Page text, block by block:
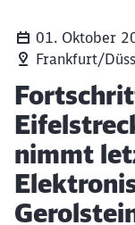
01. Oktober
Frankfurt/
Artikel:
nimmt